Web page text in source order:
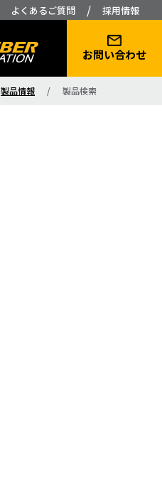
よくあるご質問 / 採用情報
お問い合わせ
製品情報 / 製品検索